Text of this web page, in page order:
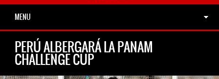
MENU
PERÚ ALBERGARÁ LA PANAM
CHALLENGE CUP